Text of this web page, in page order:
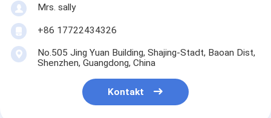
Mrs. sally
+86 17722434326
No.505 Jing Yuan Building, Shajing-Stadt, Baoan Dist,
Shenzhen, Guangdong, China
Kontakt